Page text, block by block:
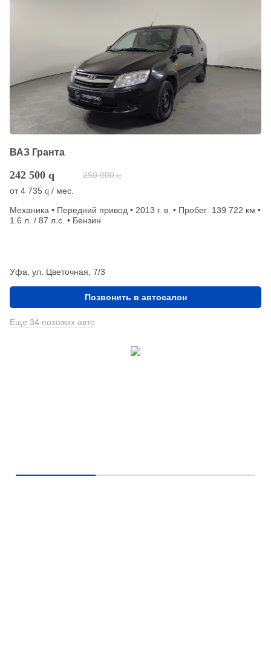
ВАЗ Гранта
242 500 q 250 000 q
от4 735 q / мес.
Механика • Передний привод • 2013 г. в. • Пробег: 139 722 км •
1.6 л. / 87 л.с. • Бензин
Уфа, ул. Цветочная, 7/3
Позвонить в автосалон
Еще 34 похожих авто